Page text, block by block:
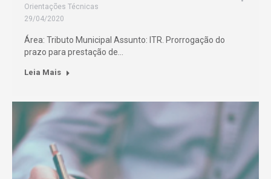
Orientações Técnicas
29/04/2020
Área: Tributo Municipal Assunto: ITR. Prorrogação do
prazo para prestação de…
Leia Mais